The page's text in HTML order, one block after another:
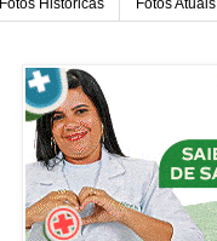
Fotos Históricas Fotos Atuais